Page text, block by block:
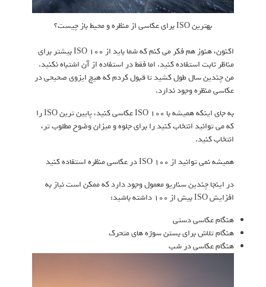
بهترین ISO برای عکاسی از منظره و محیط باز چیست؟
اکنون، هنوز هم فکر می کنم که شما باید از ISO 100 بیشتر برای
مناظر ثابت استفاده کنید. اما فقط در استفاده از آن اشتباه نکنید.
من چندین سال طول کشید تا قبول کردم که هیچ ایزوی صحیحی در
عکاسی منظره وجود ندارد.
به جای اینکه همیشه با ISO 100 عکاسی کنید، پایین ترین ISO را
که می توانید انتخاب کنید را برای جلوه و میزان وضوح مطلوب تر،
انتخاب کنید.
همیشه نمی توانید از ISO 100 در عکاسی منظره استفاده کنید
در اینجا چندین سناریو معمول وجود دارد که ممکن است نیاز به
افزایش ISO بیش از 100 داشته باشید:
هنگام عکاسی دستی
هنگام تلاش برای بستن سوژه های متحرک
هنگام عکاسی در شب